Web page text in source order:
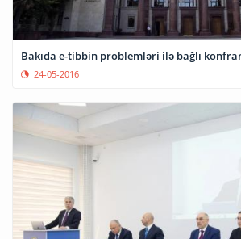
Bakıda e-tibbin problemləri ilə bağlı
24-05-2016